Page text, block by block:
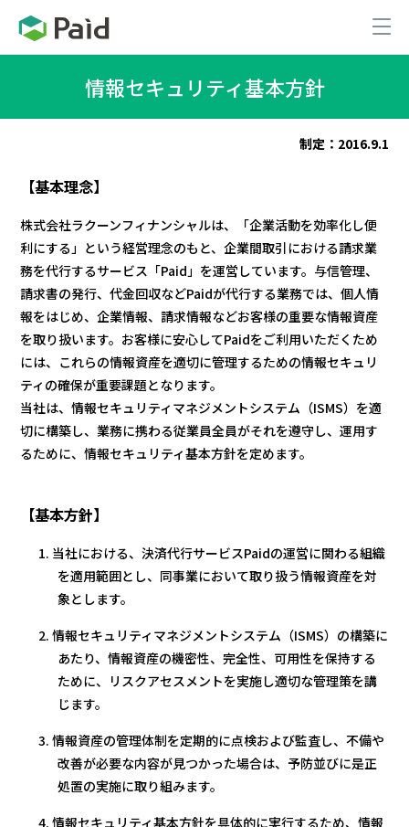
情報セキュリティ基本方針
制定：2016.9.1
【基本理念】
株式会社ラクーンフィナンシャルは、「企業活動を効率化し便
利にする」という経営理念のもと、企業間取引における請求業
務を代行するサービス「Paid」を運営しています。与信管理、
請求書の発行、代金回収などPaidが代行する業務では、個人情
報をはじめ、企業情報、請求情報などお客様の重要な情報資産
を取り扱います。お客様に安心してPaidをご利用いただくため
には、これらの情報資産を適切に管理するための情報セキュリ
ティの確保が重要課題となります。
当社は、情報セキュリティマネジメントシステム（ISMS）を適
切に構築し、業務に携わる従業員全員がそれを遵守し、運用す
るために、情報セキュリティ基本方針を定めます。
【基本方針】
1. 当社における、決済代行サービスPaidの運営に関わる組織
を適用範囲とし、同事業において取り扱う情報資産を対
象とします。
2. 情報セキュリティマネジメントシステム（ISMS）の構築に
あたり、情報資産の機密性、完全性、可用性を保持する
ために、リスクアセスメントを実施し適切な管理策を講
じます。
3. 情報資産の管理体制を定期的に点検および監査し、不備や
改善が必要な内容が見つかった場合は、予防並びに是正
処置の実施に取り組みます。
4. 情報セキュリティ基本方針を具体的に実行するため、情報